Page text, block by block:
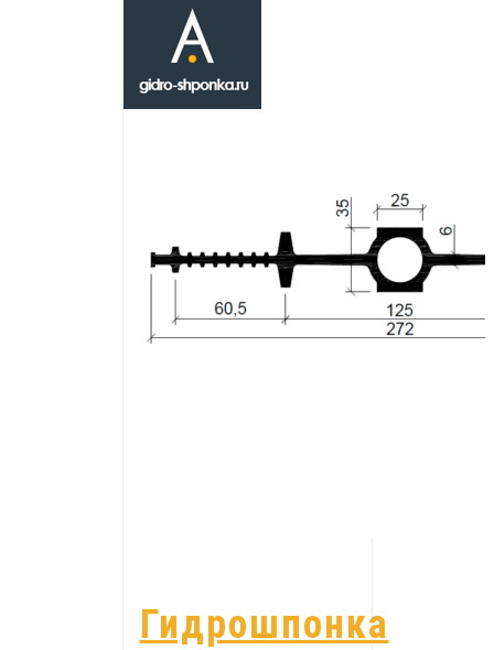
Гидрошпонка